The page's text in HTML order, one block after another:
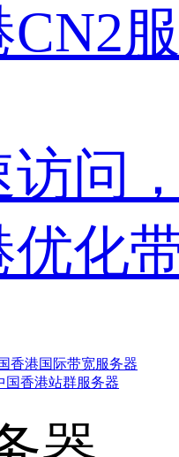
问
优化
香港国际带宽服务器
国香港站群服务器